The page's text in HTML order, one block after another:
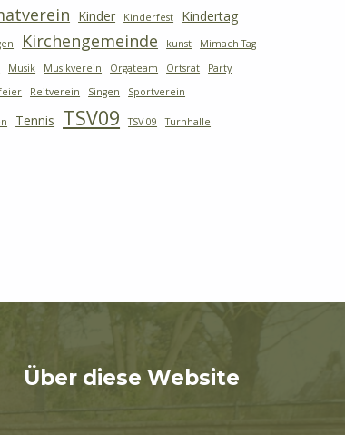
Kinder Kinderfest Kindertag
Kirchengemeinde kunst Mimach Tag
Musik Musikverein Orgateam Ortsrat
Party
Reitverein Singen Sportverein
Tennis TSV09 TSV 09 Turnhalle
Über diese Website